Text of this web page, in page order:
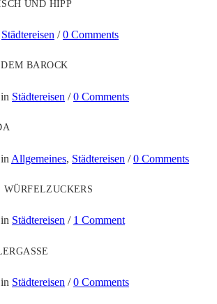
UND HIPP
Städtereisen /0 Comments
BAROCK
in Städtereisen /0 Comments
in Allgemeines, Städtereisen /0 Comments
in Städtereisen / 1 Comment
in Städtereisen /0 Comments